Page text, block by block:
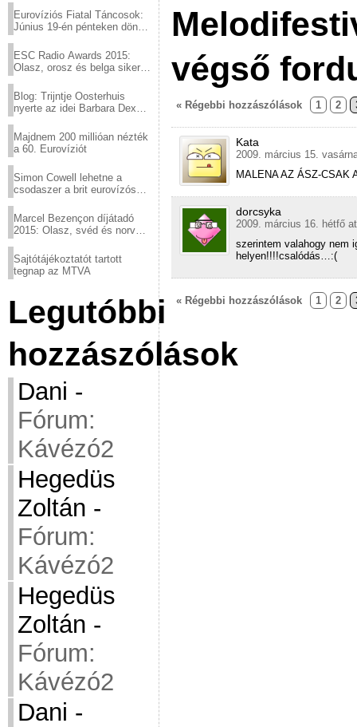
Eurovíziós Fiatal Táncosok:
Június 19-én pénteken döntő
ESC Radio Awards 2015:
Olasz, orosz és belga siker,
Blog: Trijntje Oosterhuis
nyerte az idei Barbara Dex
Majdnem 200 millióan nézték
a 60. Eurovíziót
Simon Cowell lehetne a
csodaszer a brit eurovízós
Marcel Bezençon díjátadó
2015: Olasz, svéd és norvég
Sajtótájékoztatót tartott
tegnap az MTVA
Legutóbbi
hozzászólások
Dani -
Fórum:
Kávézó2
Hegedüs
Zoltán -
Fórum:
Kávézó2
Hegedüs
Zoltán -
Fórum:
Kávézó2
Dani -
végső
« Régebbi hozzászólások 1 2
Kata
2009. március 15.
MALENA AZ ÁSZ-CSAK
dorcsyka
2009. március 16. hétfő
szerintem valahogy nem
helyen!!!!csalódás…:(
« Régebbi hozzászólások 1 2